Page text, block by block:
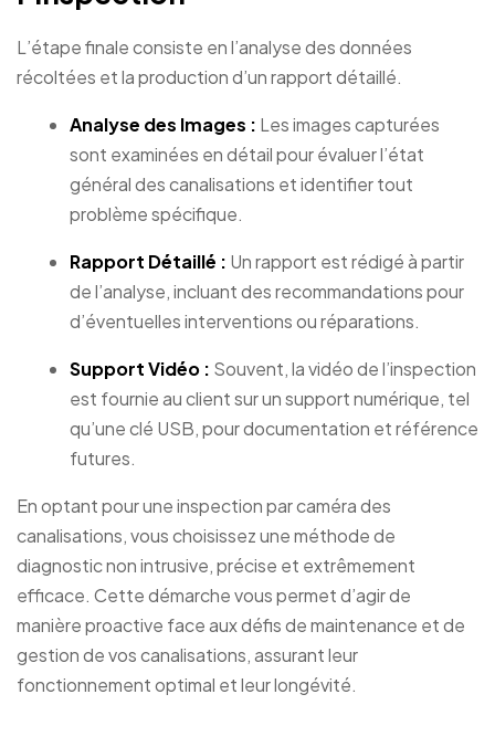
L’étape finale consiste en l’analyse des données
récoltées et la production d’un rapport détaillé.
Analyse des Images : Les images capturées
sont examinées en détail pour évaluer l’état
général des canalisations et identifier tout
problème spécifique.
Rapport Détaillé : Un rapport est rédigé à partir
de l’analyse, incluant des recommandations pour
d’éventuelles interventions ou réparations.
Support Vidéo : Souvent, la vidéo de l’inspection
est fournie au client sur un support numérique, tel
qu’une clé USB, pour documentation et référence
futures.
En optant pour une inspection par caméra des
canalisations, vous choisissez une méthode de
diagnostic non intrusive, précise et extrêmement
efficace. Cette démarche vous permet d’agir de
manière proactive face aux défis de maintenance et de
gestion de vos canalisations, assurant leur
fonctionnement optimal et leur longévité.